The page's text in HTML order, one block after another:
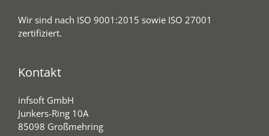
Wir sind nach ISO 9001:2015 sowie ISO 27001
zertifiziert.
Kontakt
infsoft GmbH
Junkers-Ring 10A
85098 Großmehring